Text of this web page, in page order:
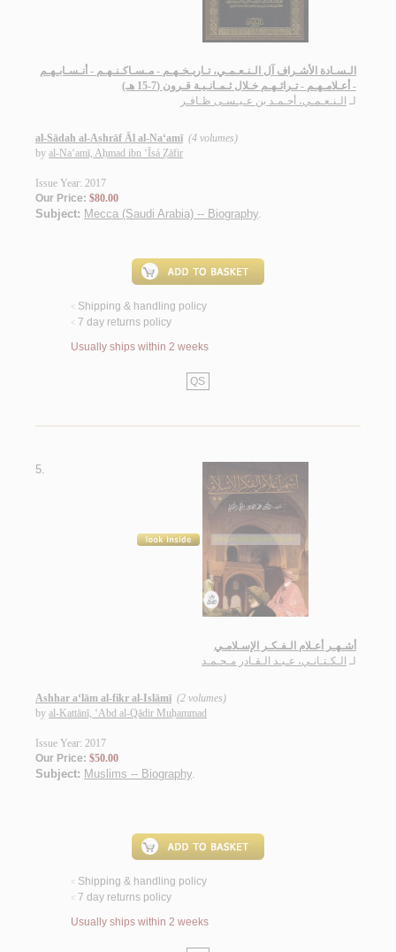
الـسـادة الأشـراف آل الـنـعـمـي، تـاريـخـهـم - مـسـاكـنـهـم - أنـسـابـهـم
- أعـلامـهـم - تـراثـهـم خـلال ثـمـانـيـة قـرون (7-15 هـ)
لـ الـنـعـمـي، أحـمـد بن عـيـسـى ظـافـر
al-Sādah al-Ashrāf Āl al-Na‘amī (4 volumes)
by al-Na‘amī, Aḥmad ibn ‘Īsá Ẓāfir
Issue Year: 2017
Our Price: $80.00
Subject: Mecca (Saudi Arabia) -- Biography.
< Shipping & handling policy
< 7 day returns policy
Usually ships within 2 weeks
QS
5.
أشـهـر أعـلام الـفـكـر الإسـلامـي
لـ الـكـتـانـي، عـبـد الـقـادر مـحـمـد
Ashhar a‘lām al-fikr al-Islāmī (2 volumes)
by al-Kattānī, ‘Abd al-Qādir Muḥammad
Issue Year: 2017
Our Price: $50.00
Subject: Muslims -- Biography.
< Shipping & handling policy
< 7 day returns policy
Usually ships within 2 weeks